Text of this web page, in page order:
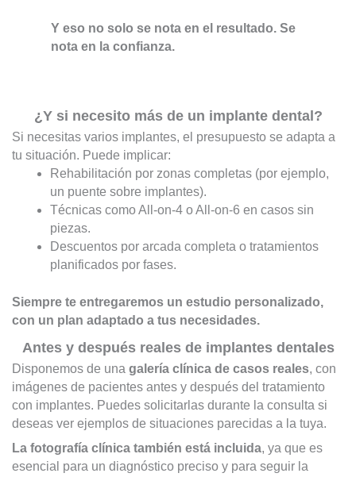
Y eso no solo se nota en el resultado. Se
nota en la confianza.
¿Y si necesito más de un implante dental?
Si necesitas varios implantes, el presupuesto se adapta a
tu situación. Puede implicar:
Rehabilitación por zonas completas (por ejemplo,
un puente sobre implantes).
Técnicas como All-on-4 o All-on-6 en casos sin
piezas.
Descuentos por arcada completa o tratamientos
planificados por fases.
Siempre te entregaremos un estudio personalizado,
con un plan adaptado a tus necesidades.
Antes y después reales de implantes dentales
Disponemos de una galería clínica de casos reales, con
imágenes de pacientes antes y después del tratamiento
con implantes. Puedes solicitarlas durante la consulta si
deseas ver ejemplos de situaciones parecidas a la tuya.
La fotografía clínica también está incluida, ya que es
esencial para un diagnóstico preciso y para seguir la